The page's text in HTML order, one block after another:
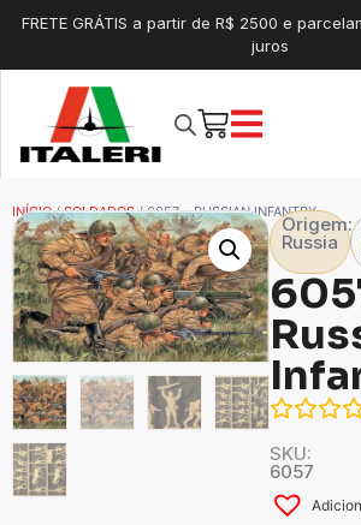
FRETE GRÁTIS a partir de R$ 2500 e
juros
INÍCIO/SOLDADOS/ 6057 – RUSSIAN INFANTRY
Origem:
Russia
SKU:
6057